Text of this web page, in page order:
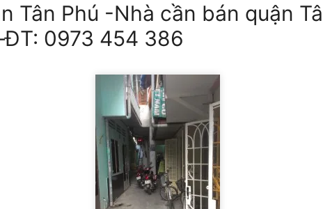
Tân Phú -Nhà cần bán quận
0973 454 386